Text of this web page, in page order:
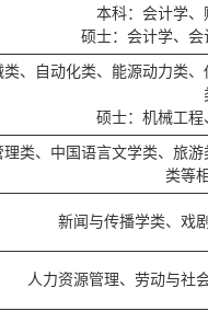
本科：会计学
硕士：会计学、
、自动化类、能源动力类
硕士：机械工
类、中国语言文学类、旅
类等
新闻与传播学类、戏
人力资源管理、劳动与社